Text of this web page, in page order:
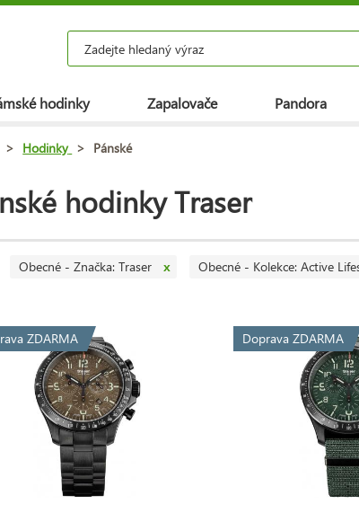
hodinky Zapalovače Pandora
> Hodinky > Pánské
hodinky Traser
Obecné - Značka: Traser x Obecné - Kolekce: Active
ZDARMA Doprava ZDARMA